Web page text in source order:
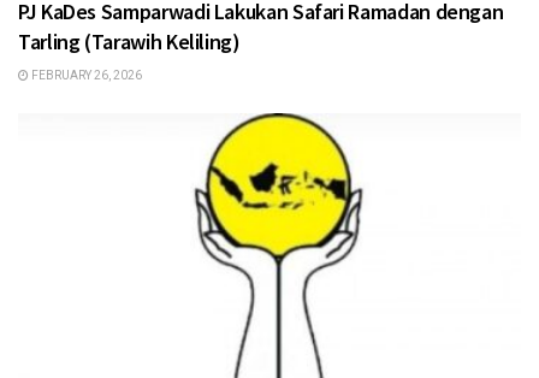
PJ KaDes Samparwadi Lakukan Safari Ramadan dengan
Tarling (Tarawih Keliling)
FEBRUARY 26, 2026